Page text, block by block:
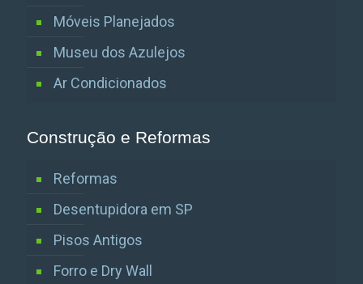
Móveis Planejados
Museu dos Azulejos
Ar Condicionados
Construção e Reformas
Reformas
Desentupidora em SP
Pisos Antigos
Forro e Dry Wall